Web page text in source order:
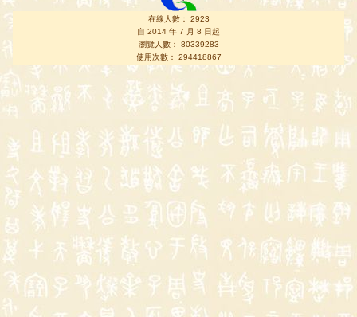
在線人數： 2923
自 2014 年 7 月 8 日起
瀏覽人數： 80339283
使用次數： 294418867